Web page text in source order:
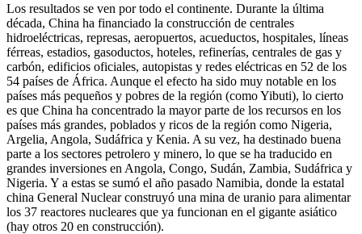
Los resultados se ven por todo el continente. Durante la última
década, China ha financiado la construcción de centrales
hidroeléctricas, represas, aeropuertos, acueductos, hospitales, líneas
férreas, estadios, gasoductos, hoteles, refinerías, centrales de gas y
carbón, edificios oficiales, autopistas y redes eléctricas en 52 de los
54 países de África. Aunque el efecto ha sido muy notable en los
países más pequeños y pobres de la región (como Yibuti), lo cierto
es que China ha concentrado la mayor parte de los recursos en los
países más grandes, poblados y ricos de la región como Nigeria,
Argelia, Angola, Sudáfrica y Kenia. A su vez, ha destinado buena
parte a los sectores petrolero y minero, lo que se ha traducido en
grandes inversiones en Angola, Congo, Sudán, Zambia, Sudáfrica y
Nigeria. Y a estas se sumó el año pasado Namibia, donde la estatal
china General Nuclear construyó una mina de uranio para alimentar
los 37 reactores nucleares que ya funcionan en el gigante asiático
(hay otros 20 en construcción).